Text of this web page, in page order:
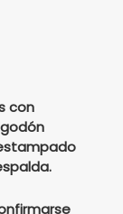
con